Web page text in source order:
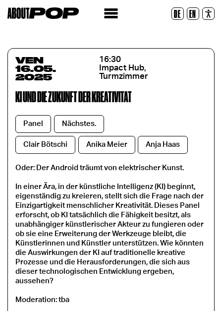
DE EN
Réinitialiser
VEN
16.05.
2025
16:30
Impact Hub,
Turmzimmer
KI UND DIE ZUKUNFT DER KREATIVITÄT
Panel Nächstes.
Clair Bötschi Anika Meier Anja Haas
Oder: Der Android träumt von elektrischer Kunst.
In einer Ära, in der künstliche Intelligenz (KI) beginnt,
eigenständig zu kreieren, stellt sich die Frage nach der
Einzigartigkeit menschlicher Kreativität. Dieses Panel
erforscht, ob KI tatsächlich die Fähigkeit besitzt, als
unabhängiger künstlerischer Akteur zu fungieren oder
ob sie eine Erweiterung der Werkzeuge bleibt, die
Künstlerinnen und Künstler unterstützen. Wie könnten
die Auswirkungen der KI auf traditionelle kreative
Prozesse und die Herausforderungen, die sich aus
dieser technologischen Entwicklung ergeben,
aussehen?
Moderation: tba